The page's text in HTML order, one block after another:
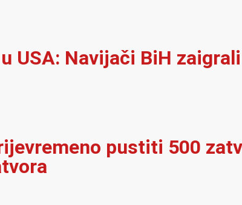
USA: Navijači BiH
pustiti 500